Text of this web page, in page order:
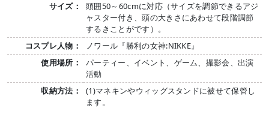
サイズ：
頭囲50～60cmに対応（サイズを調節できるアジ
ャスター付き、頭の大きさにあわせて段階調節
するきことがです）。
コスプレ人物：
ノワール『勝利の女神:NIKKE』
使用場所：
パーティー、イベント、ゲーム、撮影会、出演
活動
収納方法：
(1)マネキンやウィッグスタンドに被せて保管し
ます。